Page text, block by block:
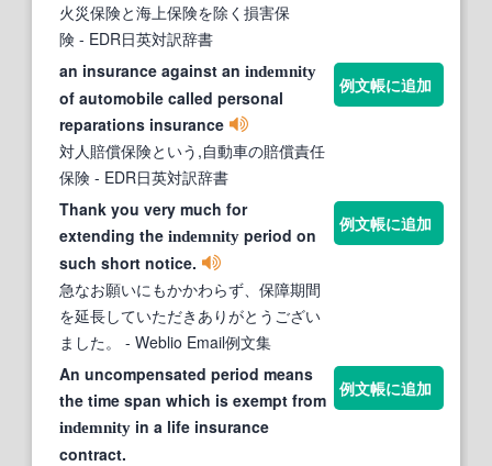
火災保険と海上保険を除く損害保
険 - EDR日英対訳辞書
an insurance against an indemnity
of automobile called personal
reparations insurance
対人賠償保険という,自動車の賠償責任
保険 - EDR日英対訳辞書
例文帳に追加
Thank you very much for
extending the indemnity period on
such short notice.
急なお願いにもかかわらず、保障期間
を延長していただきありがとうござい
ました。
- Weblio Email例文集
例文帳に追加
An uncompensated period means
the time span which is exempt from
indemnity in a life insurance
contract.
例文帳に追加